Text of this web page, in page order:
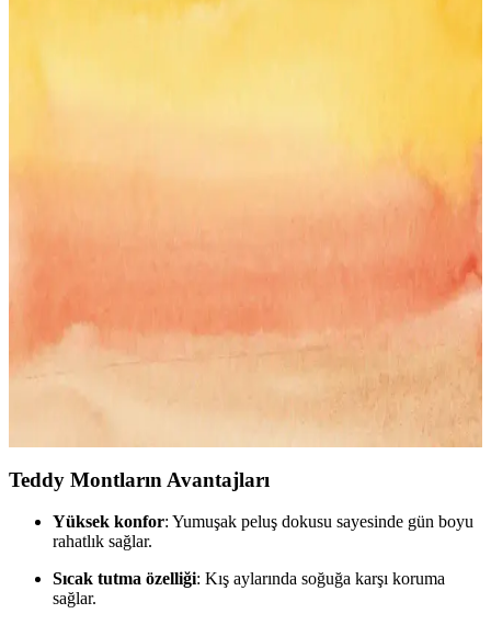
Teddy Mont Modelleri ve Fiyatlarıyla Kış Giyim
Kadınlar İçin Açık Kahve Mont Seçenekleri: Şıklık
Kış Ayları İçin En Şık ve Konforlu Teddy Mont
Seçenekleri Rehberi
Teddy montlar, şıklık ve konforu bir arada sunan kışın vazgeçilmez
Teddy Montların Avantajları
Yüksek konfor: Yumuşak peluş dokusu sayesinde gün boyu
rahatlık sağlar.
Sıcak tutma özelliği: Kış aylarında soğuğa karşı koruma
sağlar.